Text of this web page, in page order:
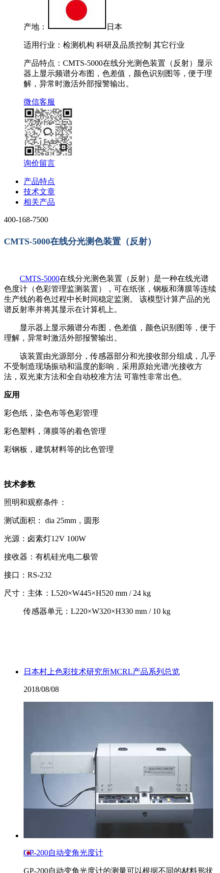
产地： 日本
适用行业：检测机构 科研及品质控制 其它行业
产品特点：CMTS-5000在线分光测色装置（反射）显示
器上显示频谱分布图，色差值，颜色识别图等，便于理
解，异常时激活外部报警输出。
微信客服
询价留言
产品特点
技术文章
相关产品
400-168-7500
CMTS-5000在线分光测色装置（反射）
CMTS-5000在线分光测色装置（反射）是一种在线光谱
色度计（色彩管理监测装置），可在纸张，钢板和薄膜等连续
生产线的着色过程中长时间稳定监测。 该模型计算产品的光
谱反射率并将其显示在计算机上。
显示器上显示频谱分布图，色差值，颜色识别图等，便于
理解，异常时激活外部报警输出。
该装置由光源部分，传感器部分和光接收部分组成，几乎
不受制造现场振动和温度的影响，采用原始光谱/光接收方
法，双光束方法和全自动校准方法 可靠性非常出色。
应用
彩色纸，染色布等色彩管理
彩色塑料，薄膜等的着色管理
彩钢板，建筑材料等的比色管理
技术参数
照明和观察条件：
测试面积： dia 25mm，圆形
光源：卤素灯12V 100W
接收器：有机硅光电二极管
接口：RS-232
尺寸：主体：L520×W445×H520 mm / 24 kg
传感器单元：L220×W320×H330 mm / 10 kg
日本村上色彩技术研究所MCRL产品系列总览
2018/08/08
GP-200自动变角光度计
GP-200自动变角光度计的测量可以根据不同的材料形状